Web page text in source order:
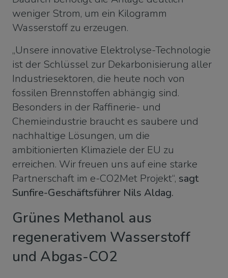
weniger Strom, um ein Kilogramm
Wasserstoff zu erzeugen.
„Unsere innovative Elektrolyse-Technologie
ist der Schlüssel zur Dekarbonisierung aller
Industriesektoren, die heute noch von
fossilen Brennstoffen abhängig sind.
Besonders in der Raffinerie- und
Chemieindustrie braucht es saubere und
nachhaltige Lösungen, um die
ambitionierten Klimaziele der EU zu
erreichen. Wir freuen uns auf eine starke
Partnerschaft im e-CO2Met Projekt“, sagt
Sunfire-Geschäftsführer Nils Aldag.
Grünes Methanol aus
regenerativem Wasserstoff
und Abgas-CO2